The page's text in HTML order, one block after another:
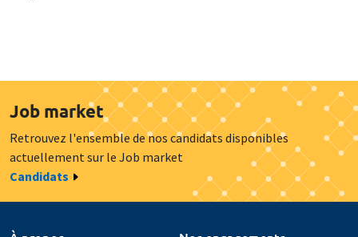
Job market
Retrouvez l'ensemble de nos candidats disponibles
actuellement sur le Job market
Candidats